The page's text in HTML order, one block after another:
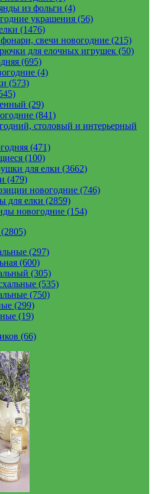
из фольги (4)
украшения (56)
(1476)
свечи новогодние (215)
для елочных игрушек (50)
(695)
(4)
(573)
(29)
(841)
столовый и интерьерный
(471)
(100)
для елки (3662)
(479)
новогодние (746)
для елки (2859)
новогодние (154)
(297)
(600)
(305)
(535)
(750)
(299)
(19)
(66)